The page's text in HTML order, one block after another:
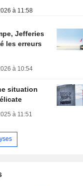
à 11:58
Jefferies
les erreurs
à 10:54
situation
à 11:51